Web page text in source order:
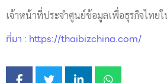
เจ้าหน้าที่ประจำศูนย์ข้อมูลเพื่อธุรกิจไทย
ที่มา : https://thaibizchina.com/